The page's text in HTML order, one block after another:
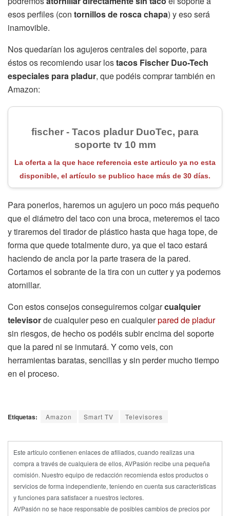
esos perfiles (con tornillos de rosca chapa) y eso será
inamovible.
Nos quedarían los agujeros centrales del soporte, para
éstos os recomiendo usar lostacos Fischer Duo-Tech
especiales para pladur, que podéis comprar también en
Amazon:
fischer - Tacos pladur DuoTec, para
soporte tv 10 mm
La oferta a la que hace referencia este articulo ya no esta
disponible, el artículo se publico hace más de 30 días.
Para ponerlos, haremos un agujero un poco más pequeño
que el diámetro del taco con una broca, meteremos el taco
y tiraremos del tirador de plástico hasta que haga tope, de
forma que quede totalmente duro, ya que el taco estará
haciendo de ancla por la parte trasera de la pared.
Cortamos el sobrante de la tira con un cutter y ya podemos
atornillar.
Con estos consejos conseguiremos colgarcualquier
televisorde cualquier peso en cualquierpared de pladur
sin riesgos, de hecho os podéis subir encima del soporte
que la pared ni se inmutará. Y como veis, con
herramientas baratas, sencillas y sin perder mucho tiempo
en el proceso.
Etiquetas: Amazon Smart TV Televisores
Este artículo contienen enlaces de afiliados, cuando realizas una
compra a través de cualquiera de ellos, AVPasión recibe una pequeña
comisión. Nuestro equipo de redacción recomienda estos productos o
servicios de forma independiente, teniendo en cuenta sus características
y funciones para satisfacer a nuestros lectores.
AVPasión no se hace responsable de posibles cambios de precios por